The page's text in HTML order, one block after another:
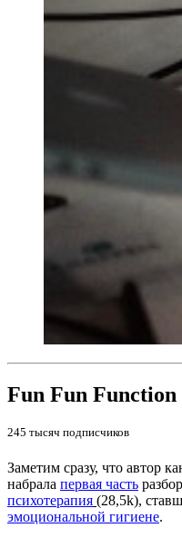
Fun Fun Function
245 тысяч подписчиков
Заметим сразу, что автор
набрала первая часть
психотерапия (28,5k),
эмоциональной гигиене.